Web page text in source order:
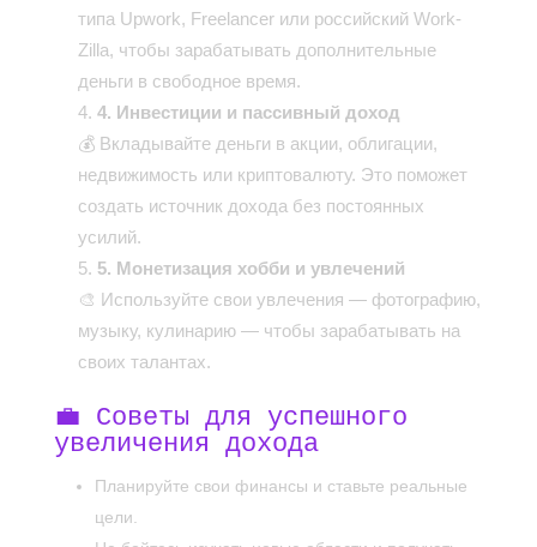
типа Upwork, Freelancer или российский Work-
Zilla, чтобы зарабатывать дополнительные
деньги в свободное время.
4. Инвестиции и пассивный доход
💰 Вкладывайте деньги в акции, облигации,
недвижимость или криптовалюту. Это поможет
создать источник дохода без постоянных
усилий.
5. Монетизация хобби и увлечений
🎨 Используйте свои увлечения — фотографию,
музыку, кулинарию — чтобы зарабатывать на
своих талантах.
💼 Советы для успешного
увеличения дохода
Планируйте свои финансы и ставьте реальные
цели.